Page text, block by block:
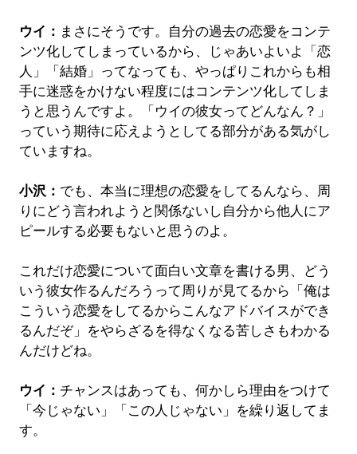
ウイ： まさにそうです。自分の過去の恋愛をコンテ
ンツ化してしまっているから、じゃあいよいよ「恋
人」「結婚」ってなっても、やっぱりこれからも相
手に迷惑をかけない程度にはコンテンツ化してしま
うと思うんですよ。「ウイの彼女ってどんなん？」
っていう期待に応えようとしてる部分がある気がし
ていますね。
小沢： でも、本当に理想の恋愛をしてるんなら、周
りにどう言われようと関係ないし自分から他人にア
ピールする必要もないと思うのよ。
これだけ恋愛について面白い文章を書ける男、どう
いう彼女作るんだろうって周りが見てるから「俺は
こういう恋愛をしてるからこんなアドバイスができ
るんだぞ」をやらざるを得なくなる苦しさもわかる
んだけどね。
ウイ： チャンスはあっても、何かしら理由をつけて
「今じゃない」「この人じゃない」を繰り返してま
す。